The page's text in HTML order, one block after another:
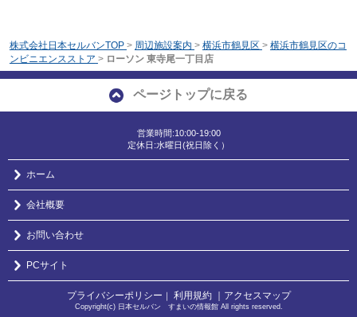
株式会社日本セルバンTOP > 周辺施設案内 > 横浜市鶴見区 > 横浜市鶴見区のコ
ンビニエンスストア > ローソン 東寺尾一丁目店
ページトップに戻る
営業時間:10:00-19:00
定休日:水曜日(祝日除く）
ホーム
会社概要
お問い合わせ
PCサイト
プライバシーポリシー 利用規約 ｜アクセスマップ
Copyright(c) 日本セルバン すまいの情報館 All rights reserved.